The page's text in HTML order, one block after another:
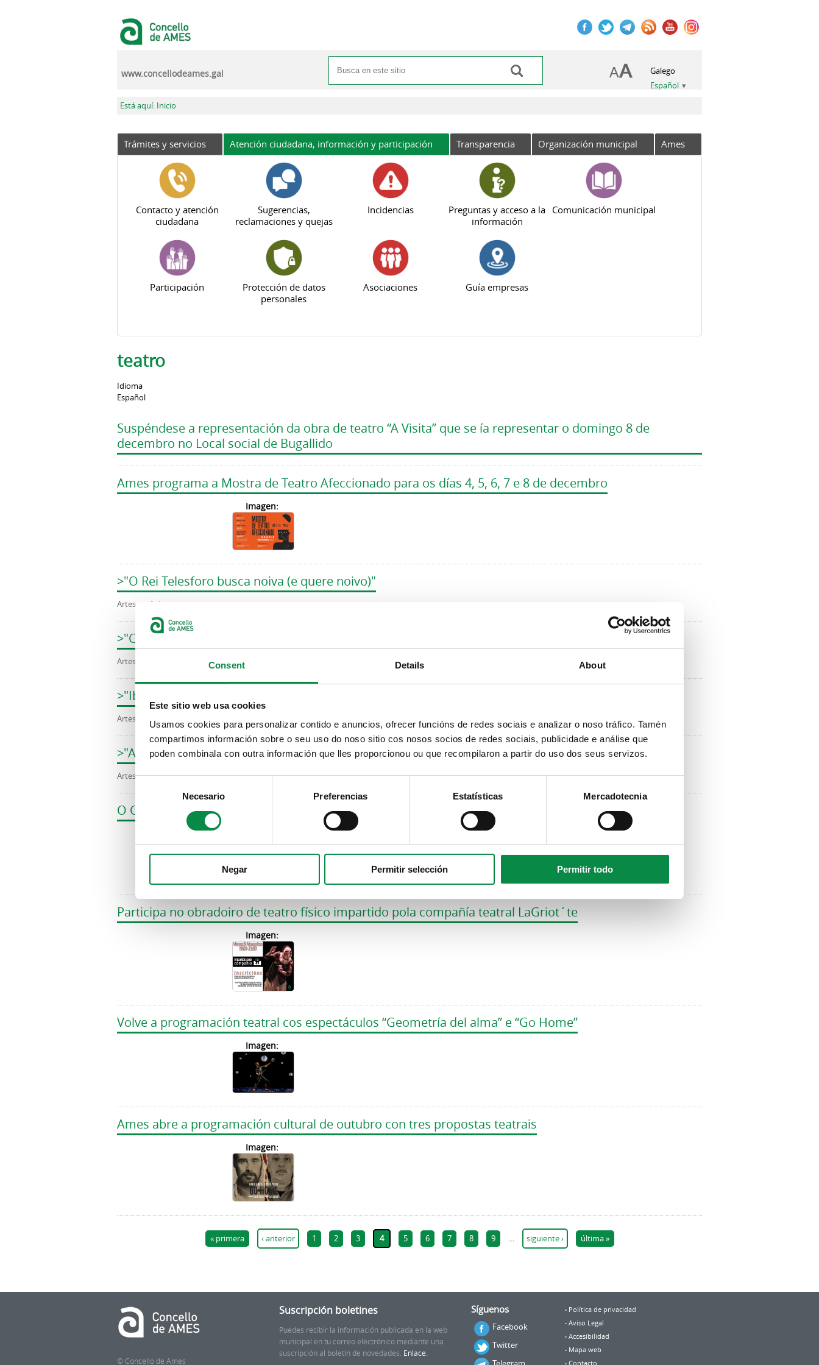
Consent Details About
Este sitio web usa cookies
Usamos cookies para personalizar contido e anuncios, ofrecer funcións de redes sociais e analizar o noso tráfico. Tamén
compartimos información sobre o seu uso do noso sitio cos nosos socios de redes sociais, publicidade e análise que
poden combinala con outra información que lles proporcionou ou que recompilaron a partir do uso dos seus servizos.
Consent
Selection
Necesario Preferencias Estatísticas Mercadotecnia
Negar Permitir selección Permitir todo
Formulario de búsqueda
Buscar
Galego
Español
www.concellodeames.gal
Se encuentra usted aquí
Está aquí: Inicio
Trámites y servicios Atención ciudadana, información y participación Transparencia Organización municipal Ames
Contacto y atención
ciudadana
Sugerencias,
reclamaciones y quejas
Incidencias
Preguntas y acceso a la
información
Comunicación municipal
Participación
Protección de datos
personales
Asociaciones Guía empresas
teatro
Idioma
Español
Suspéndese a representación da obra de teatro “A Visita” que se ía representar o domingo 8 de
decembro no Local social de Bugallido
Ames programa a Mostra de Teatro Afeccionado para os días 4, 5, 6, 7 e 8 de decembro
Imagen:
>"O Rei Telesforo busca noiva (e quere noivo)"
Artes escénicas
>"Comedia Bífida" Grupo de Teatro da Asociación Terras de Outes
Artes escénicas
>"Ibáñez Cabaré", de Teatro das Maniotas (IES Brión)
Artes escénicas
>"Anacos", de Anacos Teatro (Aula de teatro de Teo)
Artes escénicas
O Concello de Ames presenta a Mostra de Teatro Afeccionado 2024
Participa no obradoiro de teatro físico impartido pola compañía teatral LaGriot´te
Imagen:
Volve a programación teatral cos espectáculos “Geometría del alma” e “Go Home”
Imagen:
Ames abre a programación cultural de outubro con tres propostas teatrais
Imagen:
« primera ‹ anterior 1 2 3 4 5 6 7 8 9 … siguiente › última »
© Concello de Ames
Suscripción boletines
Puedes recibir la información publicada en la web
municipal en tu correo electrónico mediante una
suscripción al boletín de novedades. Enlace.
Síguenos
Facebook
Twitter
Política de privacidad
Aviso Legal
Accesibilidad
Mapa web
Contacto